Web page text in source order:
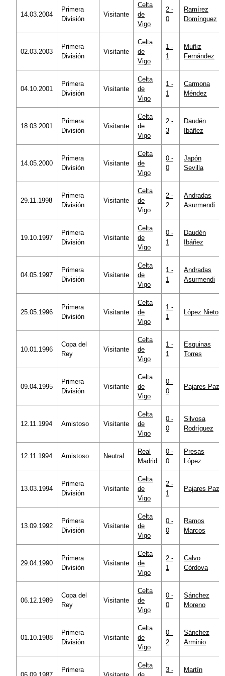
14.03.2004
Primera
División
Visitante
Celta
de
Vigo
2 -
0
Ramírez
Domínguez
02.03.2003
Primera
División
Visitante
Celta
de
Vigo
1 -
1
Muñiz
Fernández
04.10.2001
Primera
División
Visitante
Celta
de
Vigo
1 -
1
Carmona
Méndez
18.03.2001
Primera
División
Visitante
Celta
de
Vigo
2 -
3
Daudén
Ibáñez
14.05.2000
Primera
División
Visitante
Celta
de
Vigo
0 -
0
Japón
Sevilla
29.11.1998
Primera
División
Visitante
Celta
de
Vigo
2 -
2
Andradas
Asurmendi
19.10.1997
Primera
División
Visitante
Celta
de
Vigo
0 -
1
Daudén
Ibáñez
04.05.1997
Primera
División
Visitante
Celta
de
Vigo
1 -
1
Andradas
Asurmendi
25.05.1996
Primera
División
Visitante
Celta
de
Vigo
1 -
1
López Nieto
10.01.1996
Copa del
Rey
Visitante
Celta
de
Vigo
1 -
1
Esquinas
Torres
09.04.1995
Primera
División
Visitante
Celta
de
Vigo
0 -
0
Pajares Paz
12.11.1994 Amistoso Visitante
Celta
de
Vigo
0 -
0
Silvosa
Rodríguez
12.11.1994 Amistoso Neutral
Real
Madrid
0 -
0
Presas
López
13.03.1994
Primera
División
Visitante
Celta
de
Vigo
2 -
1
Pajares Paz
13.09.1992
Primera
División
Visitante
Celta
de
Vigo
0 -
0
Ramos
Marcos
29.04.1990
Primera
División
Visitante
Celta
de
Vigo
2 -
1
Calvo
Córdova
06.12.1989
Copa del
Rey
Visitante
Celta
de
Vigo
0 -
0
Sánchez
Moreno
01.10.1988
Primera
División
Visitante
Celta
de
Vigo
0 -
2
Sánchez
Arminio
Primera
Celta
3 -
Martín